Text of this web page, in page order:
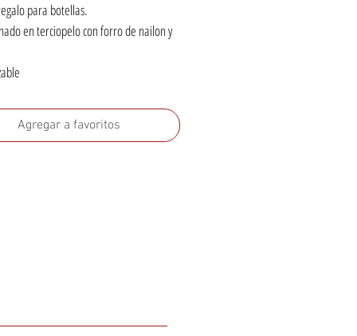
para botellas.
en terciopelo con forro de nailon y
Agregar a favoritos